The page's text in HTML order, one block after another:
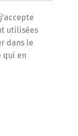
utilisées
dans le
qui en